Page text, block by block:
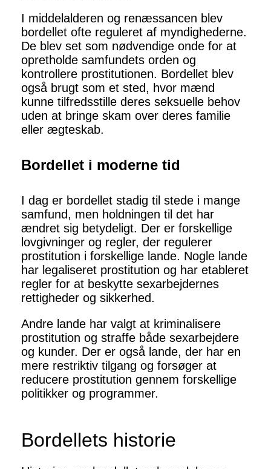
I middelalderen og renæssancen blev
bordellet ofte reguleret af myndighederne.
De blev set som nødvendige onde for at
opretholde samfundets orden og
kontrollere prostitutionen. Bordellet blev
også brugt som et sted, hvor mænd
kunne tilfredsstille deres seksuelle behov
uden at bringe skam over deres familie
eller ægteskab.
Bordellet i moderne tid
I dag er bordellet stadig til stede i mange
samfund, men holdningen til det har
ændret sig betydeligt. Der er forskellige
lovgivninger og regler, der regulerer
prostitution i forskellige lande. Nogle lande
har legaliseret prostitution og har etableret
regler for at beskytte sexarbejdernes
rettigheder og sikkerhed.
Andre lande har valgt at kriminalisere
prostitution og straffe både sexarbejdere
og kunder. Der er også lande, der har en
mere restriktiv tilgang og forsøger at
reducere prostitution gennem forskellige
politikker og programmer.
Bordellets historie